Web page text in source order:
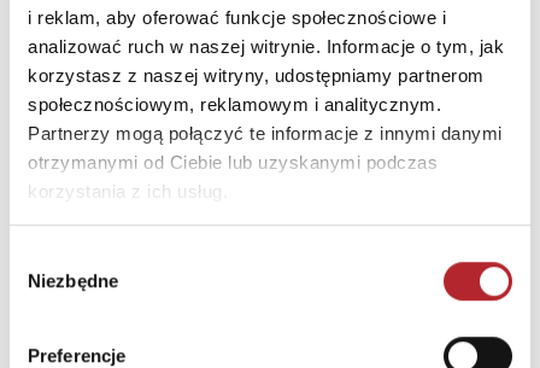
i reklam, aby oferować funkcje społecznościowe i
analizować ruch w naszej witrynie. Informacje o tym, jak
korzystasz z naszej witryny, udostępniamy partnerom
społecznościowym, reklamowym i analitycznym.
Partnerzy mogą połączyć te informacje z innymi danymi
otrzymanymi od Ciebie lub uzyskanymi podczas
korzystania z ich usług.
zgody
Niezbędne
Preferencje
E-mail trefl@trefl.com
INNI KLIENCI KUPOWALI